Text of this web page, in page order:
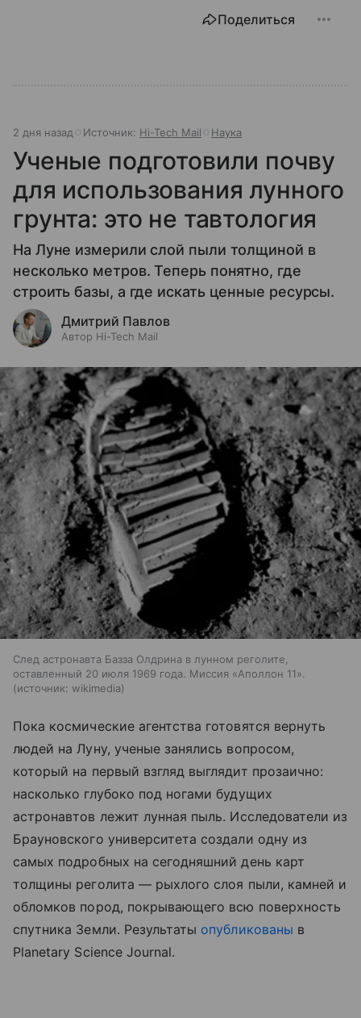
Поделиться
2 дня назад Источник: Hi-Tech Mail Наука
Ученые подготовили почву
для использования лунного
грунта: это не тавтология
На Луне измерили слой пыли толщиной в
несколько метров. Теперь понятно, где
строить базы, а где искать ценные ресурсы.
Дмитрий Павлов
Автор Hi-Tech Mail
След астронавта Базза Олдрина в лунном реголите,
оставленный 20 июля 1969 года. Миссия «Аполлон 11».
источник: wikimedia
Пока космические агентства готовятся вернуть
людей на Луну, ученые занялись вопросом,
который на первый взгляд выглядит прозаично:
насколько глубоко под ногами будущих
астронавтов лежит лунная пыль. Исследователи из
Брауновского университета создали одну из
самых подробных на сегодняшний день карт
толщины реголита — рыхлого слоя пыли, камней и
обломков пород, покрывающего всю поверхность
спутника Земли. Результаты опубликованы в
Planetary Science Journal.